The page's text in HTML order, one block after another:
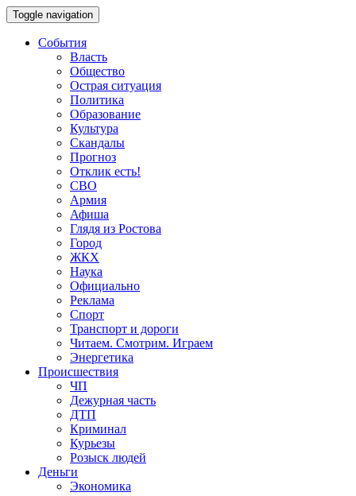
Toggle navigation
События
Власть
Общество
Острая ситуация
Политика
Образование
Культура
Скандалы
Прогноз
Отклик есть!
СВО
Армия
Афиша
Глядя из Ростова
Город
ЖКХ
Наука
Официально
Реклама
Спорт
Транспорт и дороги
Читаем. Смотрим. Играем
Энергетика
Происшествия
ЧП
Дежурная часть
ДТП
Криминал
Курьезы
Розыск людей
Деньги
Экономика